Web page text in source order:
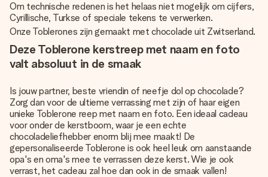
Om technische redenen is het helaas niet mogelijk om cijfers,
Cyrillische, Turkse of speciale tekens te verwerken.
Onze Toblerones zijn gemaakt met chocolade uit Zwitserland.
Deze Toblerone kerstreep met naam en foto
valt absoluut in de smaak
Is jouw partner, beste vriendin of neefje dol op chocolade?
Zorg dan voor de ultieme verrassing met zijn of haar eigen
unieke Toblerone reep met naam en foto. Een ideaal cadeau
voor onder de kerstboom, waar je een echte
chocoladeliefhebber enorm blij mee maakt! De
gepersonaliseerde Toblerone is ook heel leuk om aanstaande
opa's en oma's mee te verrassen deze kerst. Wie je ook
verrast, het cadeau zal hoe dan ook in de smaak vallen!